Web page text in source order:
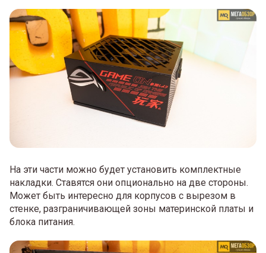
На эти части можно будет установить комплектные
накладки. Ставятся они опционально на две стороны.
Может быть интересно для корпусов с вырезом в
стенке, разграничивающей зоны материнской платы и
блока питания.